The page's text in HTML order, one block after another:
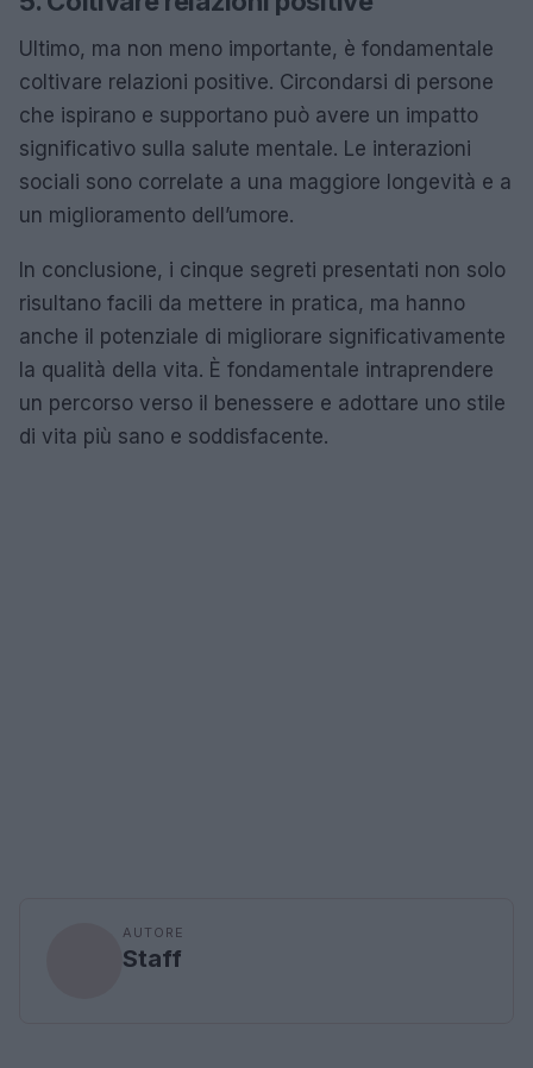
Ultimo, ma non meno importante, è fondamentale
coltivare relazioni positive. Circondarsi di persone
che ispirano e supportano può avere un impatto
significativo sulla salute mentale. Le interazioni
sociali sono correlate a una maggiore longevità e a
un miglioramento dell’umore.
In conclusione, i cinque segreti presentati non solo
risultano facili da mettere in pratica, ma hanno
anche il potenziale di migliorare significativamente
la qualità della vita. È fondamentale intraprendere
un percorso verso il benessere e adottare uno stile
di vita più sano e soddisfacente.
AUTORE
Staff